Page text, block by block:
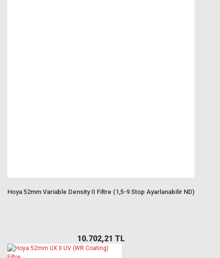
Hoya 52mm Variable Density II Filtre (1,5-9 Stop Ayarlanabilir ND)
10.702,21 TL